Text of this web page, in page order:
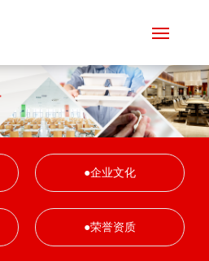
企业文化
荣誉资质